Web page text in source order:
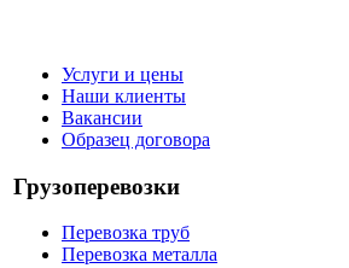
Услуги и цены
Наши клиенты
Вакансии
Образец договора
Грузоперевозки
Перевозка труб
Перевозка металла